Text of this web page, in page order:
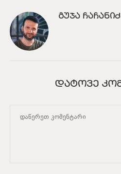
ᲒᲣᲯᲐ
ᲓᲐᲢᲝᲕᲔ